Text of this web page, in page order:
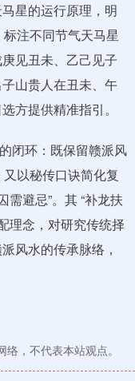
星的运行原理，明
注不同节气天马星
见丑未、乙己见子
山贵人在丑未、午
方提供精准指引。
闭环：既保留赣派风
以秘传口诀简化复
需避忌”。其 “补龙扶
理念，对研究传统择
风水的传承脉络，
，不代表本站观点。